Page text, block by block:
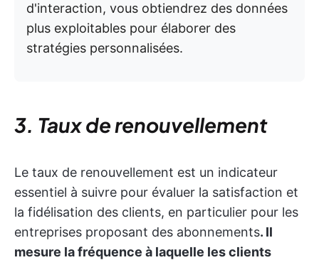
d'interaction, vous obtiendrez des données
plus exploitables pour élaborer des
stratégies personnalisées.
3. Taux de renouvellement
Le taux de renouvellement est un indicateur
essentiel à suivre pour évaluer la satisfaction et
la fidélisation des clients, en particulier pour les
entreprises proposant des abonnements. Il
mesure la fréquence à laquelle les clients